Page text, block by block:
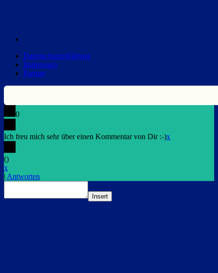
Datenschutzerklärung
Impressum
Partner
0
Ich freu mich sehr über einen Kommentar von Dir :-)x
()
x
| Antworten
Insert